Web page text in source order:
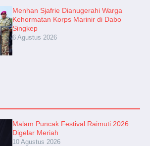
Menhan Sjafrie Dianugerahi Warga
Kehormatan Korps Marinir di Dabo
Singkep
6 Agustus 2026
Malam Puncak Festival Raimuti 2026
Digelar Meriah
10 Agustus 2026